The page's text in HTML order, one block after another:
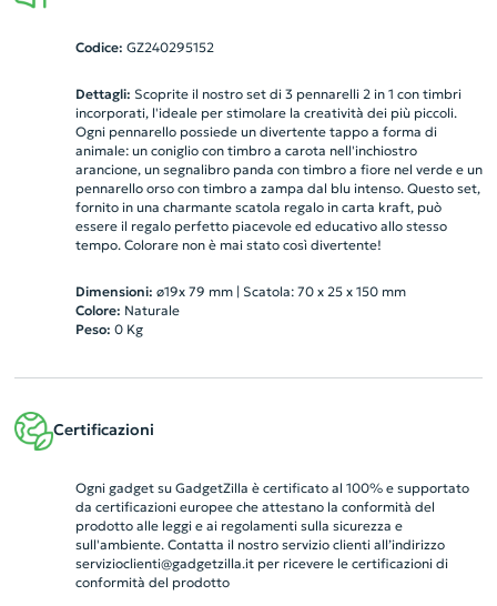
Codice: GZ240295152
Dettagli: Scoprite il nostro set di 3 pennarelli 2 in 1 con timbri
incorporati, l'ideale per stimolare la creatività dei più piccoli.
Ogni pennarello possiede un divertente tappo a forma di
animale: un coniglio con timbro a carota nell'inchiostro
arancione, un segnalibro panda con timbro a fiore nel verde e un
pennarello orso con timbro a zampa dal blu intenso. Questo set,
fornito in una charmante scatola regalo in carta kraft, può
essere il regalo perfetto piacevole ed educativo allo stesso
tempo. Colorare non è mai stato così divertente!
Dimensioni: ø19x 79 mm | Scatola: 70 x 25 x 150 mm
Colore: Naturale
Peso: 0Kg
Certificazioni
Ogni gadget su GadgetZilla è certificato al 100% e supportato
da certificazioni europee che attestano la conformità del
prodotto alle leggi e ai regolamenti sulla sicurezza e
sull'ambiente. Contatta il nostro servizio clienti all’indirizzo
servizioclienti@gadgetzilla.itper ricevere le certificazioni di
conformità del prodotto